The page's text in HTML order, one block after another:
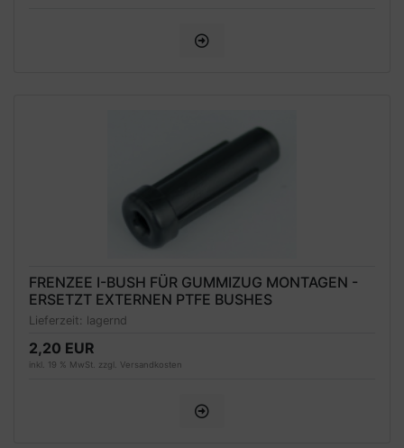
FRENZEE I-BUSH FÜR GUMMIZUG MONTAGEN -
ERSETZT EXTERNEN PTFE BUSHES
Lieferzeit: lagernd
2,20 EUR
inkl. 19 % MwSt. zzgl. Versandkosten